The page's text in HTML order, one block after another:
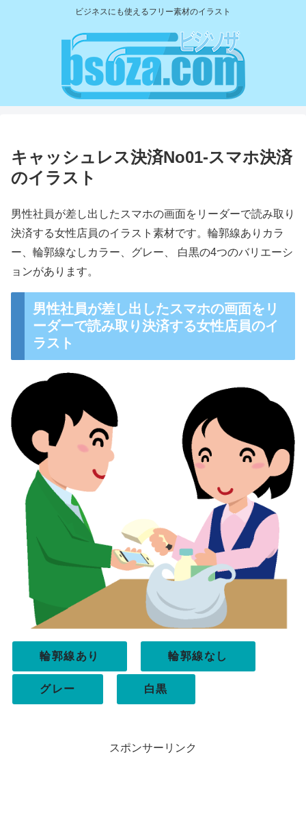
ビジネスにも使えるフリー素材のイラスト
キャッシュレス決済No01-スマホ決済
のイラスト
男性社員が差し出したスマホの画面をリーダーで読み取り
決済する女性店員のイラスト素材です。輪郭線ありカラ
ー、輪郭線なしカラー、グレー、 白黒の4つのバリエーシ
ョンがあります。
男性社員が差し出したスマホの画面をリ
ーダーで読み取り決済する女性店員のイ
ラスト
輪郭線あり 輪郭線なし
グレー 白黒
スポンサーリンク